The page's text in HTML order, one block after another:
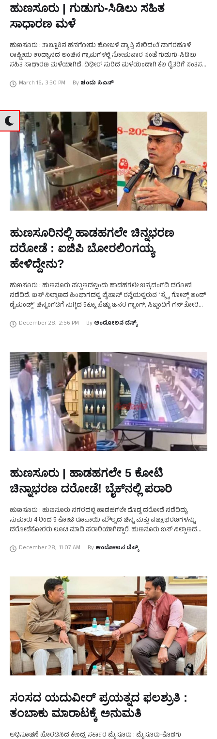
ಹುಣಸೂರು | ಗುಡುಗು-ಸಿಡಿಲು ಸಹಿತ
ಸಾಧಾರಣ ಮಳೆ
ಹುಣಸೂರು : ತಾಲ್ಲೂಕಿನ ಹನಗೋಡು ಹೋಬಳಿ ವ್ಯಾಪ್ತಿ ಸೇರಿದಂತೆ ನಾಗರಹೊಳೆ
ರಾಷ್ಟ್ರೀಯ ಉದ್ಯಾನದ ಅಂಚಿನ ಗ್ರಾಮಗಳಲ್ಲಿ ಸೋಮವಾರ ಸಂಜೆ ಗುಡುಗು-ಸಿಡಿಲು
ಸಹಿತ ಸಾಧಾರಣ ಮಳೆಯಾಗಿದೆ. ದಿಢೀರ್ ಸುರಿದ ಮಳೆಯಿಂದಾಗಿ ಕೆಲ ರೈತರಿಗೆ ಸಂತಸ
March 16, 3:30 PM By ಚಂದು ಸಿಎನ್
ಹುಣಸೂರಿನಲ್ಲಿ ಹಾಡಹಗಲೇ ಚಿನ್ನಭರಣ
ದರೋಡೆ : ಐಜಿಪಿ ಬೋರಲಿಂಗಯ್ಯ
ಹೇಳಿದ್ದೇನು?
ಹುಣಸೂರು : ಹುಣಸೂರು ಪಟ್ಟಣದಲ್ಲಿಂದು ಹಾಡಹಗಲೇ ಚಿನ್ನದಂಗಡಿ ದರೋಡೆ
ನಡೆದಿದೆ. ಬಸ್ ನಿಲ್ದಾಣದ ಹಿಂಭಾಗದಲ್ಲಿ ಬೈಪಾಸ್‌ ರಸ್ತೆಯಲ್ಲಿರುವ ʻಸ್ಕೈ ಗೋಲ್ಡ್‌ ಅಂಡ್‌
ಡೈಮಂಡ್ಸ್ʼ ಚಿನ್ನಂಗಡಿಗೆ ನುಗ್ಗಿದ 5ಕ್ಕೂ ಹೆಚ್ಚು ಜನರ ಗ್ಯಾಂಗ್‌, ಸಿಬ್ಬಂದಿಗೆ ಗನ್ ತೋರಿಸಿ
December 28, 2:56 PM By ಆಂದೋಲನ ಡೆಸ್ಕ್
ಹುಣಸೂರು | ಹಾಡಹಗಲೇ 5 ಕೋಟಿ
ಚಿನ್ನಾಭರಣ ದರೋಡೆ! ಬೈಕ್‌ನಲ್ಲಿ ಪರಾರಿ
ಹುಣಸೂರು : ಹುಣಸೂರು ನಗರದಲ್ಲಿ ಹಾಡಹಗಲೇ ದೊಡ್ಡ ದರೋಡೆ ನಡೆದಿದ್ದು,
ಸುಮಾರು 4 ರಿಂದ 5 ಕೋಟಿ ರೂಪಾಯಿ ಮೌಲ್ಯದ ಚಿನ್ನ ಮತ್ತು ವಜ್ರಾಭರಣಗಳನ್ನು
ದರೋಡೆಕೋರರು ಲೂಟಿ ಮಾಡಿ ಪರಾರಿಯಾಗಿದ್ದಾರೆ. ಹುಣಸೂರು ಬಸ್ ನಿಲ್ದಾಣದ
December 28, 11:07 AM By ಆಂದೋಲನ ಡೆಸ್ಕ್
ಸಂಸದ ಯದುವೀರ್‌ ಪ್ರಯತ್ನದ ಫಲಶ್ರುತಿ :
ತಂಬಾಕು ಮಾರಾಟಕ್ಕೆ ಅನುಮತಿ
ಅಧಿಸೂಚನೆ ಹೊರಡಿಸಿದ ಕೇಂದ್ರ ಸರ್ಕಾರ ಮೈಸೂರು : ಮೈಸೂರು-ಕೊಡಗು